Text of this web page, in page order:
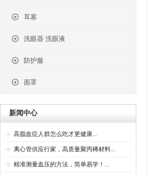
耳塞
洗眼器·洗眼液
防护服
面罩
新闻中心
高脂血症人群怎么吃才更健康...
离心管供应行家，高质量聚丙稀材料...
精准测量血压的方法，简单易学！...